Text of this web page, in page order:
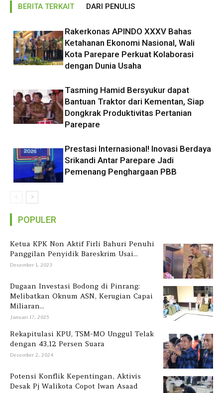
BERITA TERKAIT DARI PENULIS
Rakerkonas APINDO XXXV Bahas
Ketahanan Ekonomi Nasional, Wali
Kota Parepare Perkuat Kolaborasi
dengan Dunia Usaha
Tasming Hamid Bersyukur dapat
Bantuan Traktor dari Kementan, Siap
Dongkrak Produktivitas Pertanian
Parepare
Prestasi Internasional! Inovasi Berdaya
Srikandi Antar Parepare Jadi
Pemenang Penghargaan PBB
POPULER
Ketua KPK Non Aktif Firli Bahuri Penuhi
Panggilan Penyidik Bareskrim Usai...
Desember 1, 2023
Dugaan Investasi Bodong di Pinrang:
Melibatkan Oknum ASN, Kerugian Capai
Miliaran...
Januari 17, 2025
Rekapitulasi KPU, TSM-MO Unggul Telak
dengan 43,12 Persen Suara
Desember 2, 2024
Potensi Konflik Kepentingan, Aktivis
Desak Pj Walikota Copot Iwan Asaad